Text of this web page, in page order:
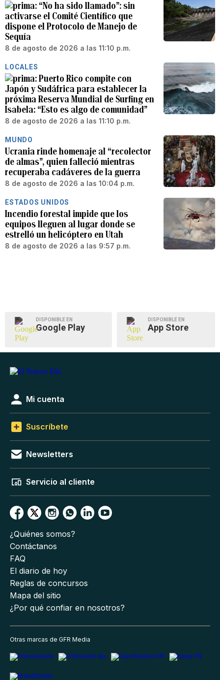
“No ha sido llamado”: sin
activarse el Comité Científico que
dispone el Protocolo de Manejo de
Sequía
8 de agosto de 2026 a las 11:10 p.m.
LOCALES
Puerto Rico compite con
Japón y Sudáfrica para establecer la
próxima Reserva Mundial de Surfing en
Isabela: “Esto es algo de comunidad”
8 de agosto de 2026 a las 11:10 p.m.
MUNDO
Ucrania rinde homenaje al “recolector
de almas”, quien falleció mientras
recuperaba cadáveres de la guerra
8 de agosto de 2026 a las 10:04 p.m.
ESTADOS UNIDOS
Incendio forestal impide que los
equipos lleguen al lugar donde se
estrelló un helicóptero en Utah
8 de agosto de 2026 a las 9:57 p.m.
DISPONIBLE EN
Google Play
DISPONIBLE EN
App Store
Mi cuenta
Suscríbete
Newsletters
Servicio al cliente
¿Quiénes somos?
Contáctanos
FAQ
El diario de hoy
Reglas de concursos
Mapa del sitio
¿Por qué confiar en nosotros?
Otras marcas de GFR Media